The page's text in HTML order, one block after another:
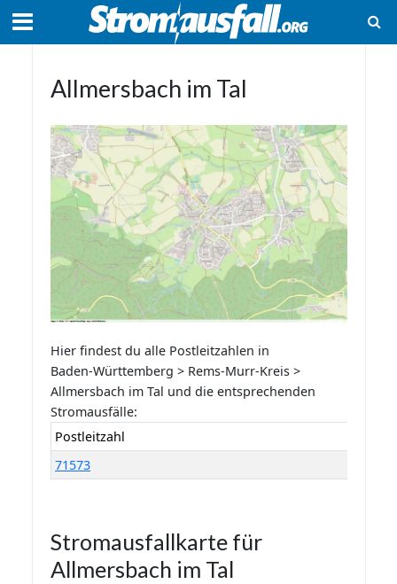
Allmersbach im Tal
Hier findest du alle Postleitzahlen in
Baden-Württemberg > Rems-Murr-Kreis >
Allmersbach im Tal und die entsprechenden
Stromausfälle:
Postleitzahl
71573
Stromausfallkarte für
Allmersbach im Tal